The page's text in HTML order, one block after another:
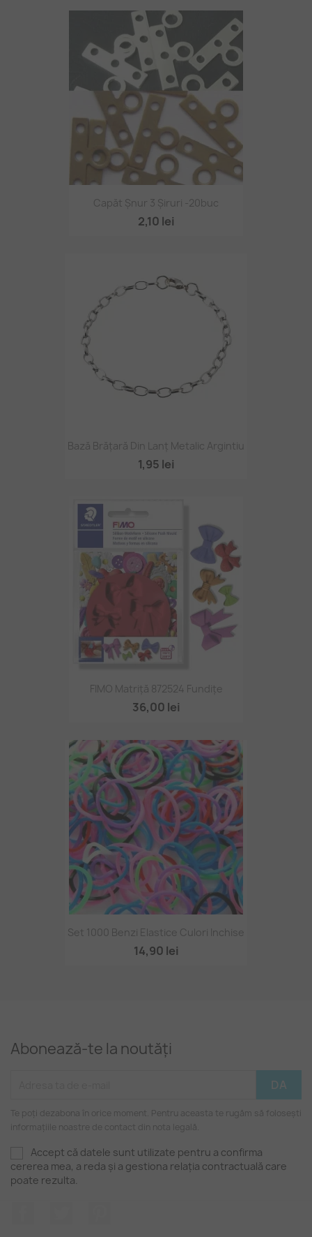
Capăt Șnur 3 Șiruri -20buc
2,10 lei
Bază Brățară Din Lanț Metalic Argintiu
1,95 lei
FIMO Matriță 872524 Fundițe
36,00 lei
Set 1000 Benzi Elastice Culori Inchise
14,90 lei
Abonează-te la noutăți
Te poți dezabona în orice moment. Pentru aceasta te rugăm să folosești
informațiile noastre de contact din nota legală.
Accept că datele sunt utilizate pentru a confirma
cererea mea, a reda și a gestiona relația contractuală care
poate rezulta.